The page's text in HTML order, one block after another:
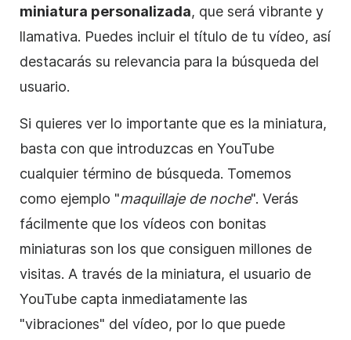
miniatura personalizada, que será vibrante y
llamativa. Puedes incluir el título de tu vídeo, así
destacarás su relevancia para la búsqueda del
usuario.
Si quieres ver lo importante que es la miniatura,
basta con que introduzcas en YouTube
cualquier término de búsqueda. Tomemos
como ejemplo "maquillaje de noche". Verás
fácilmente que los vídeos con bonitas
miniaturas son los que consiguen millones de
visitas. A través de la miniatura, el usuario de
YouTube capta inmediatamente las
"vibraciones" del vídeo, por lo que puede